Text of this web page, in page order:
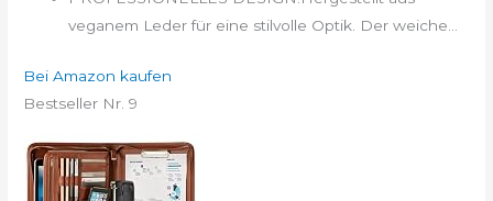
veganem Leder für eine stilvolle Optik. Der weiche...
Bei Amazon kaufen
Bestseller Nr. 9